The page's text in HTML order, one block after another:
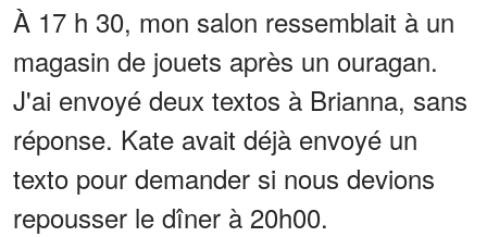
À 17 h 30, mon salon ressemblait à un
magasin de jouets après un ouragan.
J'ai envoyé deux textos à Brianna, sans
réponse. Kate avait déjà envoyé un
texto pour demander si nous devions
repousser le dîner à 20h00.